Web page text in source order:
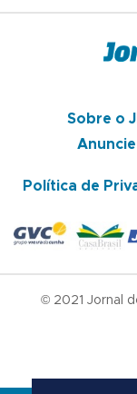
Sobre o
Anuncie
Política de
© 2021 Jornal